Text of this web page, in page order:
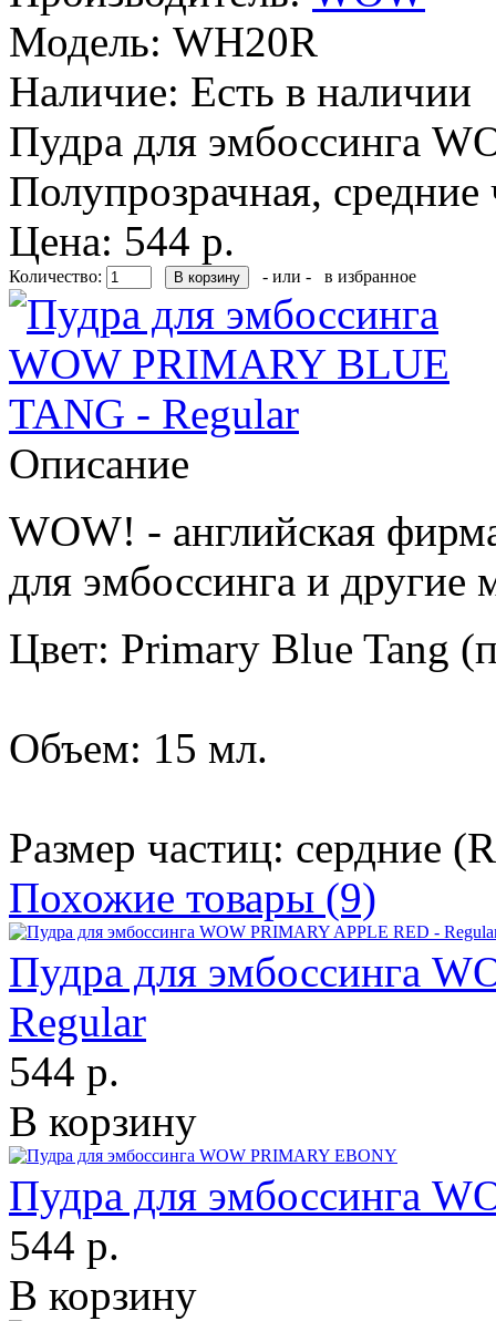
Модель: WH20R
Наличие: Есть в наличии
Пудра для эмбоссинга
Полупрозрачная,
Цена: 544 р.
Количество: - или - в избранное
Описание
WOW! - английская
для эмбоссинга и другие
Цвет: Primary Blue Tang
Объем: 15 мл.
Размер частиц: сердние
Похожие товары (9)
Пудра для эмбоссинга
Regular
544 р.
В корзину
Пудра для эмбоссинга
544 р.
В корзину